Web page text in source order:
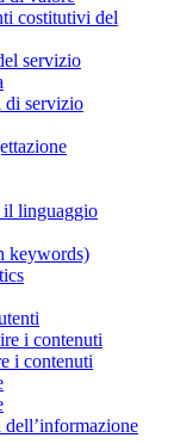
costitutivi del
servizio
di servizio
il linguaggio
keywords)
i contenuti
i contenuti